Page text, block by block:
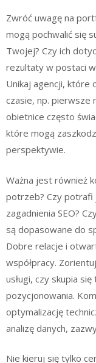
Zwróć uwagę na
mogą pochwalić się
Twojej? Czy ich
rezultaty w postaci
Unikaj agencji, które
czasie, np. pierwsze
obietnice często
które mogą
perspektywie.
Ważna jest również
potrzeb? Czy potrafi
zagadnienia SEO?
są dopasowane do
Dobre relacje i
współpracy.
usługi, czy skupia
pozycjonowania.
optymalizację
analizę danych,
Nie kieruj się tylko